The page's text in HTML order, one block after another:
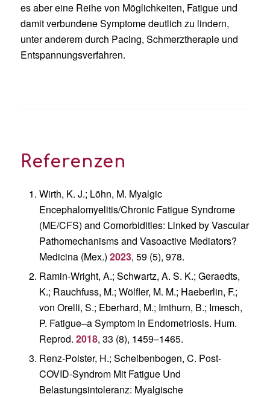
esabereine Reihe von Möglichkeiten, Fatigue und
damit verbundene Symptome deutlich zu lindern,
unter anderem durch Pacing, Schmerztherapie und
Entspannungsverfahren.
Referenzen
Wirth, K. J.; Löhn, M. Myalgic
Encephalomyelitis/Chronic Fatigue Syndrome
(ME/CFS) and Comorbidities: Linked by Vascular
Pathomechanisms and Vasoactive Mediators?
Medicina (Mex.) 2023, 59(5), 978.
Ramin-Wright, A.; Schwartz, A. S. K.; Geraedts,
K.; Rauchfuss, M.; Wölfler, M. M.; Haeberlin, F.;
von Orelli, S.; Eberhard, M.; Imthurn, B.; Imesch,
P. Fatigue–a Symptom in Endometriosis. Hum.
Reprod. 2018, 33 (8), 1459–1465.
Renz-Polster, H.; Scheibenbogen, C. Post-
COVID-Syndrom Mit Fatigue Und
Belastungsintoleranz: Myalgische